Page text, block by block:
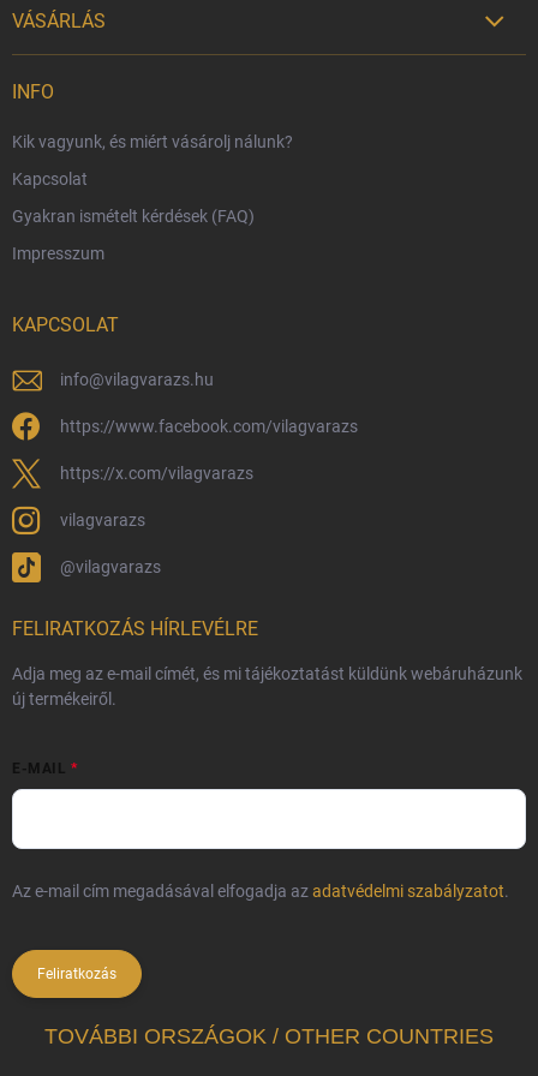
VÁSÁRLÁS 
Harry Potter bolt Magyarország
Rendelésem
Reklamáció és visszáru
Hűségprogram
Általános Szerződési Feltételek
Adatvédelmi feltételek
Védjegyek és szerzői jogok
Fémjelzés és nemesfém-tájékoztató
INFO
Kik vagyunk, és miért vásárolj nálunk?
Kapcsolat
Gyakran ismételt kérdések (FAQ)
Impresszum
KAPCSOLAT
info@vilagvarazs.hu
https://www.facebook.com/vilagvarazs
https://x.com/vilagvarazs
vilagvarazs
@vilagvarazs
FELIRATKOZÁS HÍRLEVÉLRE
Adja meg az e-mail címét, és mi tájékoztatást küldünk webáruházunk
új termékeiről.
E-MAIL
Az e-mail cím megadásával elfogadja azadatvédelmi szabályzatot.
Feliratkozás
TOVÁBBI ORSZÁGOK / OTHER COUNTRIES